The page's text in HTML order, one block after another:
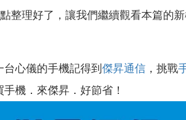
整理好了，讓我們繼續觀看本篇的新
心儀的手機記得到 傑昇通信 ，挑戰
手機．來傑昇．好節省！